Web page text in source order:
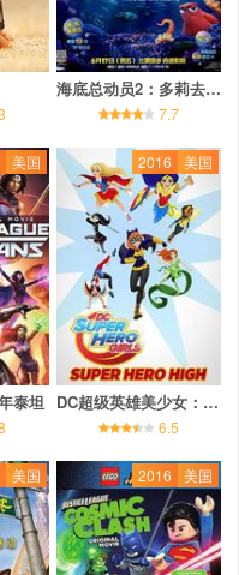
海底总动员2：多莉去哪儿
7.7
美国
泰坦
2016 美国
DC超级英雄美少女：超级英雄中学
6.5
美国 2016 美国